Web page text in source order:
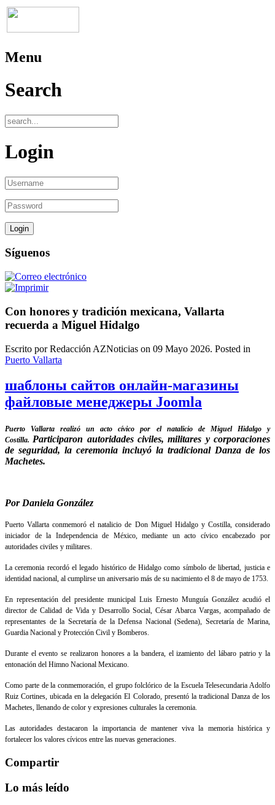
Menu
Search
Login
Síguenos
Con honores y tradición mexicana, Vallarta
recuerda a Miguel Hidalgo
Escrito por Redacción AZNoticias on 09 Mayo 2026. Posted in
Puerto Vallarta
шаблоны сайтов онлайн-магазины
файловые менеджеры Joomla
Puerto Vallarta realizó un acto cívico por el natalicio de Miguel Hidalgo y
Costilla.Participaron autoridades civiles, militares y corporaciones
de seguridad, la ceremonia incluyó la tradicional Danza de los
Machetes.
Por Daniela González
Puerto Vallarta conmemoró el natalicio de Don Miguel Hidalgo y Costilla, considerado
iniciador de la Independencia de México, mediante un acto cívico encabezado por
autoridades civiles y militares.
La ceremonia recordó el legado histórico de Hidalgo como símbolo de libertad, justicia e
identidad nacional, al cumplirse un aniversario más de su nacimiento el 8 de mayo de 1753.
En representación del presidente municipal Luis Ernesto Munguía González acudió el
director de Calidad de Vida y Desarrollo Social, César Abarca Vargas, acompañado de
representantes de la Secretaría de la Defensa Nacional (Sedena), Secretaría de Marina,
Guardia Nacional y Protección Civil y Bomberos.
Durante el evento se realizaron honores a la bandera, el izamiento del lábaro patrio y la
entonación del Himno Nacional Mexicano.
Como parte de la conmemoración, el grupo folclórico de la Escuela Telesecundaria Adolfo
Ruiz Cortines, ubicada en la delegación El Colorado, presentó la tradicional Danza de los
Machetes, llenando de color y expresiones culturales la ceremonia.
Las autoridades destacaron la importancia de mantener viva la memoria histórica y
fortalecer los valores cívicos entre las nuevas generaciones.
Compartir
Lo más leído